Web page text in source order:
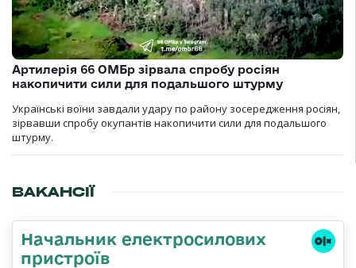
Артилерія 66 ОМБр зірвала спробу росіян
накопичити сили для подальшого штурму
Українські воїни завдали удару по району зосередження росіян,
зірвавши спробу окупантів накопичити сили для подальшого
штурму.
ВАКАНСІЇ
Начальник електросилових
пристроїв